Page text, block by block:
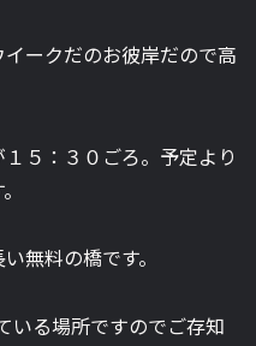
ークだのお彼岸だので高
５：３０ごろ。予定より
無料の橋です。
いる場所ですのでご存知